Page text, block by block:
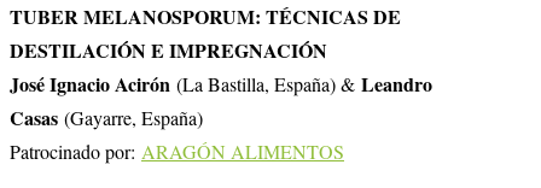
TUBER MELANOSPORUM: TÉCNICAS DE
DESTILACIÓN E IMPREGNACIÓN
José Ignacio Acirón (La Bastilla, España) & Leandro
Casas (Gayarre, España)
Patrocinado por: ARAGÓN ALIMENTOS